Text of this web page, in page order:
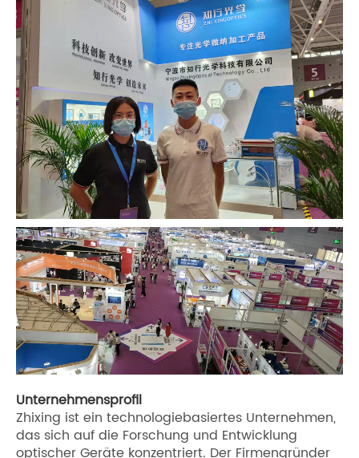
Unternehmensprofil
Zhixing ist ein technologiebasiertes Unternehmen,
das sich auf die Forschung und Entwicklung
optischer Geräte konzentriert. Der Firmengründer